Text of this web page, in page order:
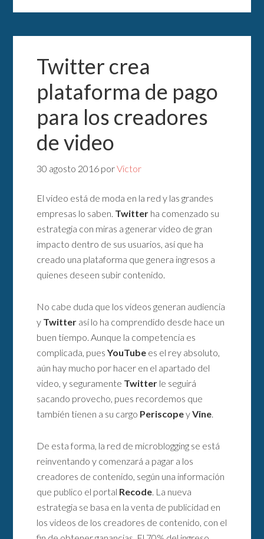
Twitter crea
plataforma de pago
para los creadores
de video
30 agosto 2016 porVictor
El video está de moda en la red y las grandes
empresas lo saben. Twitter ha comenzado su
estrategia con miras a generar video de gran
impacto dentro de sus usuarios, así que ha
creado una plataforma que genera ingresos a
quienes deseen subir contenido.
No cabe duda que los videos generan audiencia
y Twitter así lo ha comprendido desde hace un
buen tiempo. Aunque la competencia es
complicada, puesYouTube es el rey absoluto,
aún hay mucho por hacer en el apartado del
video, y seguramente Twitter le seguirá
sacando provecho, pues recordemos que
también tienen a su cargo PeriscopeyVine
De esta forma, la red de microblogging se está
reinventando y comenzará a pagar a los
creadores de contenido, según una información
que publico el portal Recode . La nueva
estrategia se basa en la venta de publicidad en
los videos de los creadores de contenido, con el